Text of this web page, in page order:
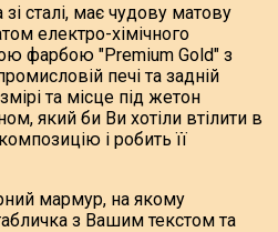
сталі, має чудову матову
електро-хімічного
фарбою "Premium Gold" з
печі та задній
та місце під жетон
який би Ви хотіли втілити в
і робить її
мармур, на якому
з Вашим текстом та